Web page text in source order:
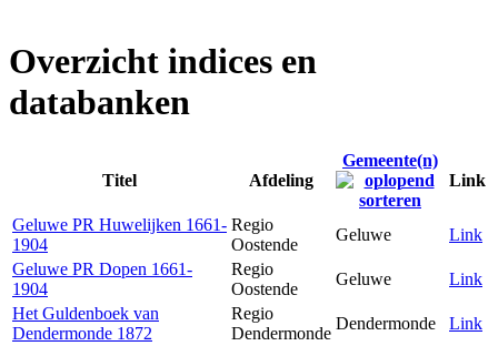
Overzicht indices en
databanken
Titel Afdeling
Gemeente(n)
Link
Geluwe PR Huwelijken 1661-
1904
Regio
Oostende
Geluwe
Link
Geluwe PR Dopen 1661-
1904
Regio
Oostende
Geluwe
Link
Het Guldenboek van
Dendermonde 1872
Regio
Dendermonde
Dendermonde
Link